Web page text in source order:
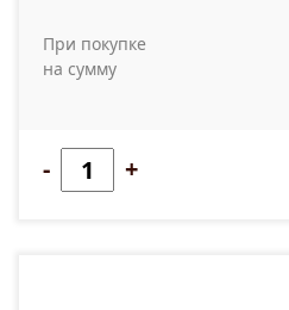
При покупке
на сумму
- +